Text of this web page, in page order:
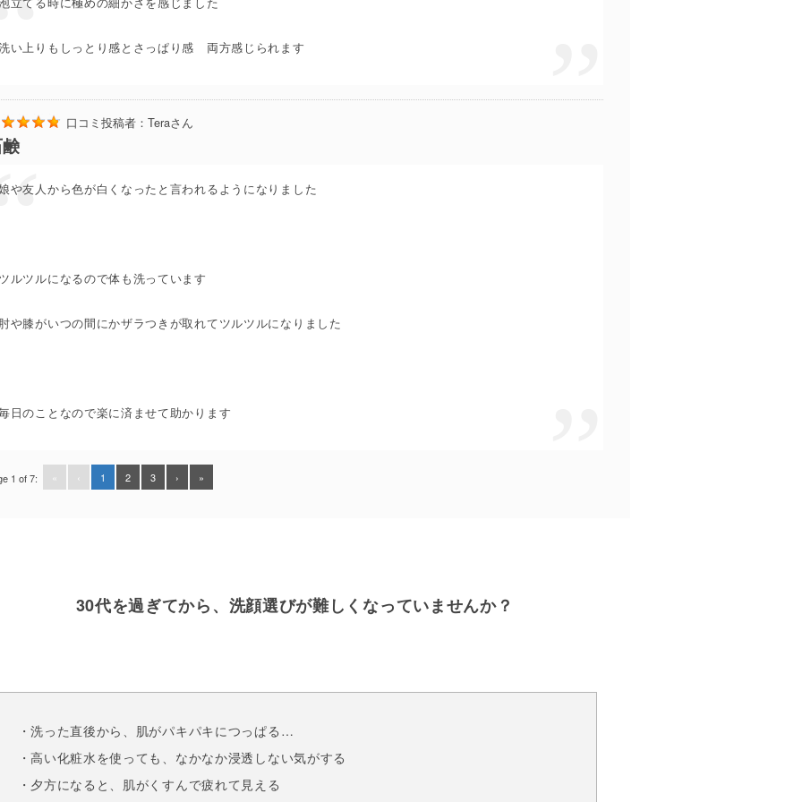
い上りもしっとり感とさっぱり感 両方感じられます
口コミ投稿者： Teraさん
や友人から色が白くなったと言われるようになりました
ルツルになるので体も洗っています
や膝がいつの間にかザラつきが取れてツルツルになりました
日のことなので楽に済ませて助かります
1 of 7: « ‹ 1 2 3 › »
30代を過ぎてから、洗顔選びが難しくなっていませんか？
・洗った直後から、肌がパキパキにつっぱる…
・高い化粧水を使っても、なかなか浸透しない気がする
・夕方になると、肌がくすんで疲れて見える